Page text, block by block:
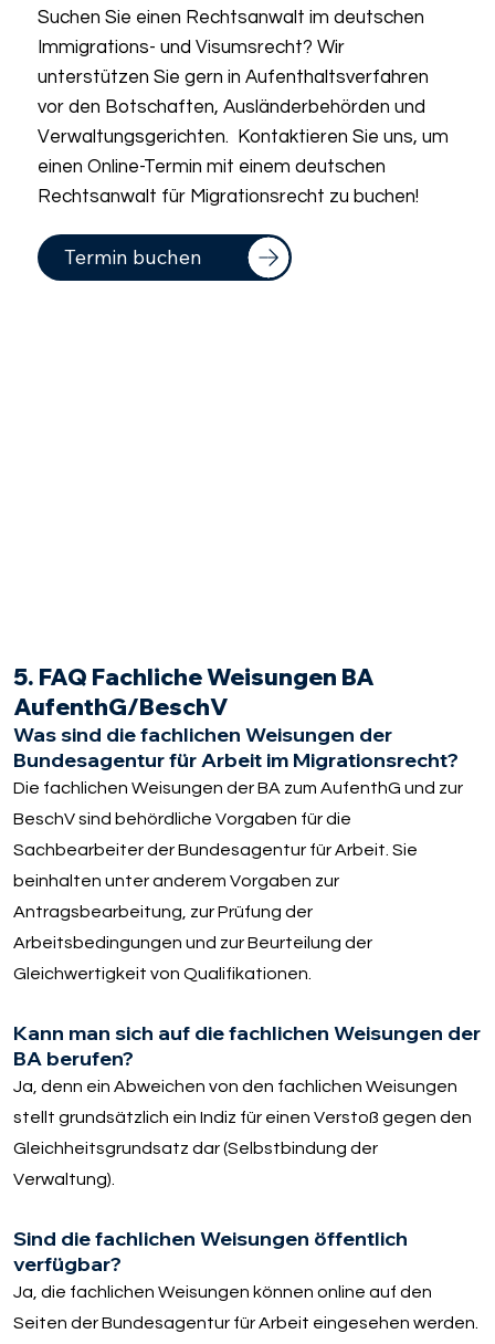
Suchen Sie einen Rechtsanwalt im deutschen
Immigrations- und Visumsrecht? Wir
unterstützen Sie gern in Aufenthaltsverfahren
vor den Botschaften, Ausländerbehörden und
Verwaltungsgerichten. Kontaktieren Sie uns, um
einen Online-Termin mit einem deutschen
Rechtsanwalt für Migrationsrecht zu buchen!
Termin buchen
5. FAQ Fachliche Weisungen BA
AufenthG/BeschV
Was sind die fachlichen Weisungen der
Bundesagentur für Arbeit im Migrationsrecht?
Die fachlichen Weisungen der BA zum AufenthG und zur
BeschV sind behördliche Vorgaben für die
Sachbearbeiter der Bundesagentur für Arbeit. Sie
beinhalten unter anderem Vorgaben zur
Antragsbearbeitung, zur Prüfung der
Arbeitsbedingungen und zur Beurteilung der
Gleichwertigkeit von Qualifikationen.
Kann man sich auf die fachlichen Weisungen der
BA berufen?
Ja, denn ein Abweichen von den fachlichen Weisungen
stellt grundsätzlich ein Indiz für einen Verstoß gegen den
Gleichheitsgrundsatz dar (Selbstbindung der
Verwaltung).
Sind die fachlichen Weisungen öffentlich
verfügbar?
Ja, die fachlichen Weisungen können online auf den
Seiten der Bundesagentur für Arbeit eingesehen werden.